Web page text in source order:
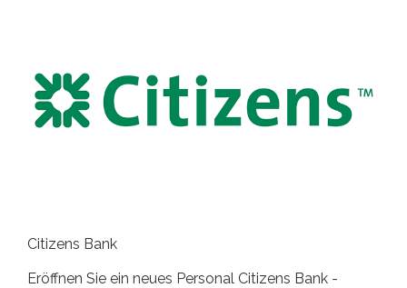
Citizens Bank
Eröffnen Sie ein neues Personal Citizens Bank -